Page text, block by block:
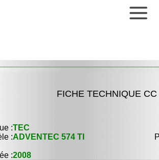
FICHE TECHNIQUE CC
:TEC
:ADVENTEC 574 TI
:2008